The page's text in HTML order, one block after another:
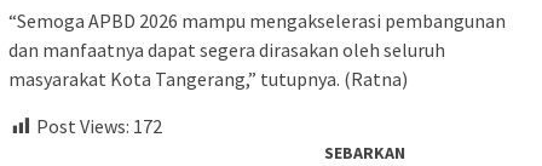
“Semoga APBD 2026 mampu mengakselerasi pembangunan
dan manfaatnya dapat segera dirasakan oleh seluruh
masyarakat Kota Tangerang,” tutupnya. (Ratna)
Post Views: 172
SEBARKAN